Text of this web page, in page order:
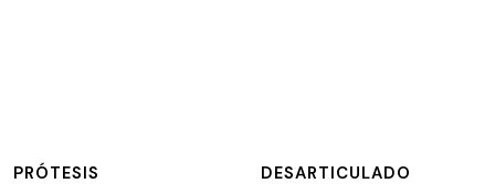
PRÓTESIS DESARTICULADO